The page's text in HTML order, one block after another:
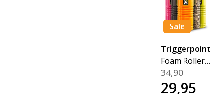
Sale
Triggerpoint
Foam Roller
the Grid
34,90
29,95